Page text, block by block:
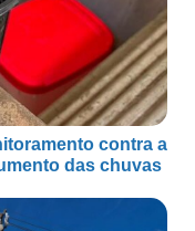
contra a
das chuvas